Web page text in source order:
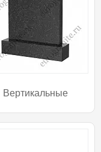
Вертикальные